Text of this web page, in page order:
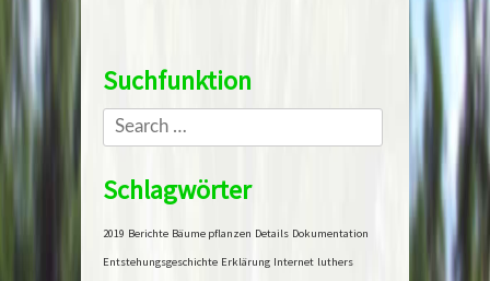
Suchfunktion
Search
Schlagwörter
2019 Berichte Bäume pflanzen Details Dokumentation
Entstehungsgeschichte Erklärung Internet luthers